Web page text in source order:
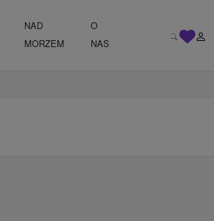
NAD
MORZEM
O
NAS